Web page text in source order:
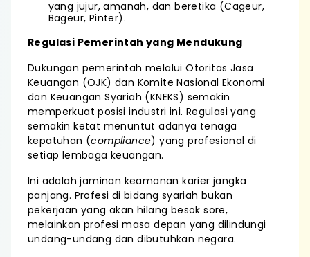
yang jujur, amanah, dan beretika (Cageur,
Bageur, Pinter).
Regulasi Pemerintah yang Mendukung
Dukungan pemerintah melalui Otoritas Jasa
Keuangan (OJK) dan Komite Nasional Ekonomi
dan Keuangan Syariah (KNEKS) semakin
memperkuat posisi industri ini. Regulasi yang
semakin ketat menuntut adanya tenaga
kepatuhan (compliance) yang profesional di
setiap lembaga keuangan.
Ini adalah jaminan keamanan karier jangka
panjang. Profesi di bidang syariah bukan
pekerjaan yang akan hilang besok sore,
melainkan profesi masa depan yang dilindungi
undang-undang dan dibutuhkan negara.